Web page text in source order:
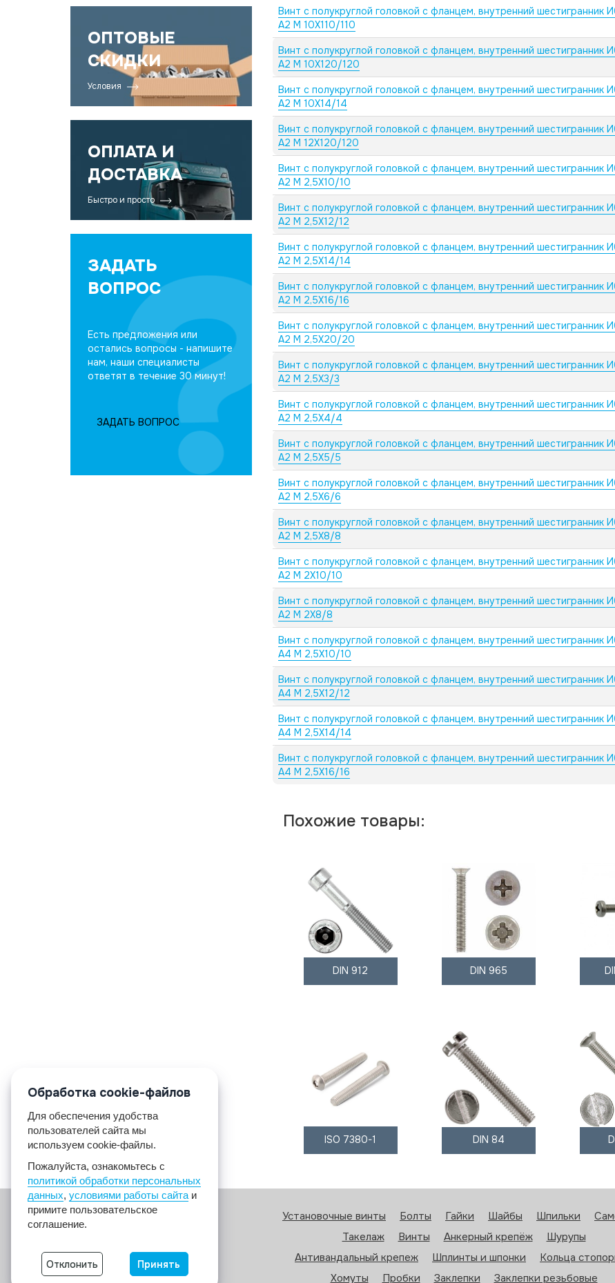
ОПТОВЫЕ
СКИДКИ
Условия
ОПЛАТА И
ДОСТАВКА
Быстро и просто
ЗАДАТЬ
ВОПРОС
Есть предложения или
остались вопросы - напишите
нам, наши специалисты
ответят в течение 30 минут!
ЗАДАТЬ ВОПРОС
Винт с полукруглой головкой с фланцем, внутренний шестигранник
А2 M 10X110/110
Винт с полукруглой головкой с фланцем, внутренний шестигранник
А2 M 10X120/120
Винт с полукруглой головкой с фланцем, внутренний шестигранник
А2 M 10X14/14
Винт с полукруглой головкой с фланцем, внутренний шестигранник
А2 M 12X120/120
Винт с полукруглой головкой с фланцем, внутренний шестигранник
А2 M 2,5X10/10
Винт с полукруглой головкой с фланцем, внутренний шестигранник
А2 M 2,5X12/12
Винт с полукруглой головкой с фланцем, внутренний шестигранник
А2 M 2,5X14/14
Винт с полукруглой головкой с фланцем, внутренний шестигранник
А2 M 2,5X16/16
Винт с полукруглой головкой с фланцем, внутренний шестигранник
А2 M 2,5X20/20
Винт с полукруглой головкой с фланцем, внутренний шестигранник
А2 M 2,5X3/3
Винт с полукруглой головкой с фланцем, внутренний шестигранник
А2 M 2,5X4/4
Винт с полукруглой головкой с фланцем, внутренний шестигранник
А2 M 2,5X5/5
Винт с полукруглой головкой с фланцем, внутренний шестигранник
А2 M 2,5X6/6
Винт с полукруглой головкой с фланцем, внутренний шестигранник
А2 M 2,5X8/8
Винт с полукруглой головкой с фланцем, внутренний шестигранник
А2 M 2X10/10
Винт с полукруглой головкой с фланцем, внутренний шестигранник
А2 M 2X8/8
Винт с полукруглой головкой с фланцем, внутренний шестигранник
А4 M 2,5X10/10
Винт с полукруглой головкой с фланцем, внутренний шестигранник
А4 M 2,5X12/12
Винт с полукруглой головкой с фланцем, внутренний шестигранник
А4 M 2,5X14/14
Винт с полукруглой головкой с фланцем, внутренний шестигранник
А4 M 2,5X16/16
Похожие товары:
DIN 912 DIN 965
ISO 7380-1 DIN 84
© 2017 A2A4
Установочные винты Болты Гайки Шайбы Шпильки
Такелаж
Винты Анкерный крепёж
Шурупы
Антивандальный крепеж
Шплинты и шпонки
Кольца
Хомуты
Пробки Заклепки Заклепки резьбовые
Обработка cookie-файлов
Для обеспечения удобства
пользователей сайта мы
используем cookie-файлы.
Пожалуйста, ознакомьтесь с
политикой обработки персональных
данных, условиями работы сайта и
примите пользовательское
соглашение.
Отклонить Принять